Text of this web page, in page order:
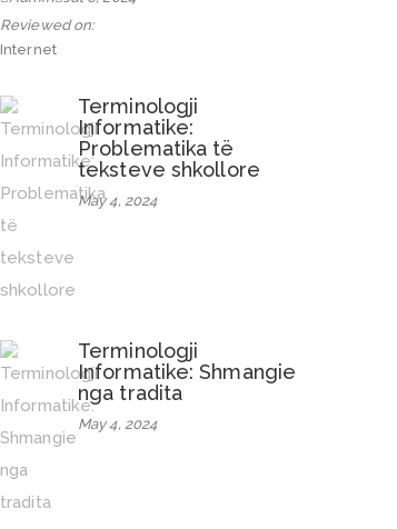
Reviewed on:
Internet
Terminologji
Informatike:
Problematika të
teksteve shkollore
May 4, 2024
Terminologji
Informatike: Shmangie
nga tradita
May 4, 2024